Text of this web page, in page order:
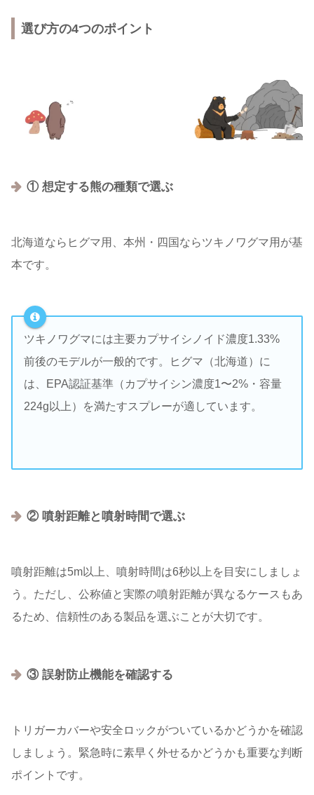
選び方の4つのポイント
① 想定する熊の種類で選ぶ
北海道ならヒグマ用、本州・四国ならツキノワグマ用が基
本です。
ツキノワグマには主要カプサイシノイド濃度1.33%
前後のモデルが一般的です。ヒグマ（北海道）に
は、EPA認証基準（カプサイシン濃度1〜2%・容量
224g以上）を満たすスプレーが適しています。
② 噴射距離と噴射時間で選ぶ
噴射距離は5m以上、噴射時間は6秒以上を目安にしましょ
う。ただし、公称値と実際の噴射距離が異なるケースもあ
るため、信頼性のある製品を選ぶことが大切です。
③ 誤射防止機能を確認する
トリガーカバーや安全ロックがついているかどうかを確認
しましょう。緊急時に素早く外せるかどうかも重要な判断
ポイントです。